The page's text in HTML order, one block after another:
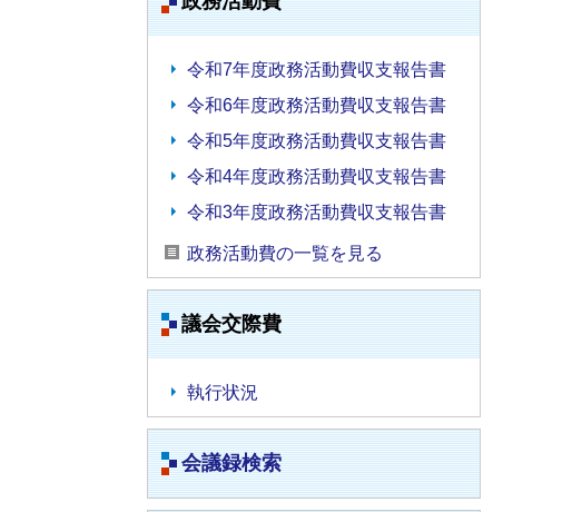
令和7年度政務活動費収支報告書
令和6年度政務活動費収支報告書
令和5年度政務活動費収支報告書
令和4年度政務活動費収支報告書
令和3年度政務活動費収支報告書
政務活動費の一覧を見る
議会交際費
執行状況
会議録検索